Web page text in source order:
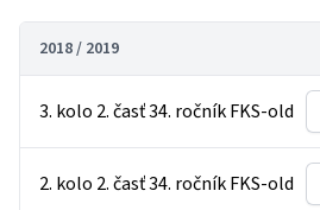
2018 / 2019
3. kolo 2. časť 34. ročník FKS-old
2. kolo 2. časť 34. ročník FKS-old